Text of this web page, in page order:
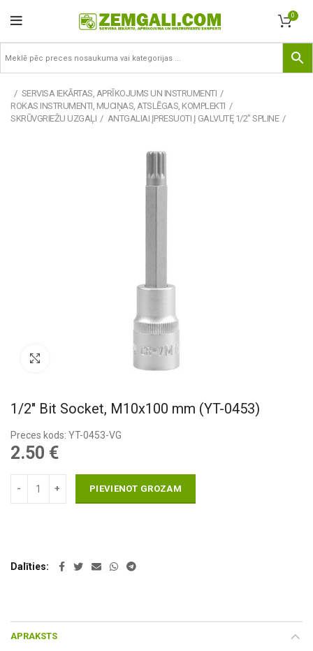
0
SERVISA IEKĀRTAS, APRĪKOJUMS UN INSTRUMENTI
ROKAS INSTRUMENTI, MUCIŅAS, ATSLĒGAS, KOMPLEKTI
SKRŪVGRIEŽU UZGAĻI
ANTGALIAI ĮPRESUOTI Į GALVUTĘ 1/2" SPLINE
1/2″ Bit Socket, M10x100 mm (YT-0453)
Preces kods: YT-0453-VG
2.50 €
PIEVIENOT GROZAM
Dalīties
APRAKSTS